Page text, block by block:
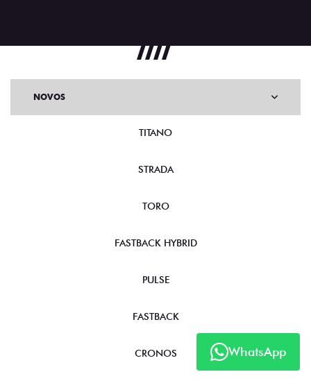
WhatsApp
NOVOS
TITANO
STRADA
TORO
FASTBACK HYBRID
PULSE
FASTBACK
CRONOS